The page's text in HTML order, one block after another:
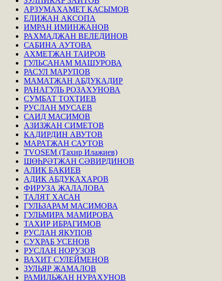
АРЗУМАХАМЕТ КАСЫМОВ
ЕЛИЖАН АКСОПА
ИМРАН ИМИНЖАНОВ
РАХМАДЖАН ВЕЛЕДИНОВ
САБИНА АУТОВА
АХМЕТЖАН ТАИРОВ
ГУЛЬСАНАМ МАШУРОВА
РАСУЛ МАРУПОВ
МАМАТЖАН АБДУКАДИР
РАНАГУЛЬ РОЗАХУНОВА
СУМБАТ ТОХТИЕВ
РУСЛАН МУСАЕВ
САИД МАСИМОВ
АЗИЗЖАН СИМЕТОВ
КАДИРДИН АВУТОВ
МАРАТЖАН САУТОВ
TVOSEM (Тахир Илажиев)
ШӨҺРӘТЖАН СӘВИРДИНОВ
АЛИК БАКИЕВ
АДИК АБДУКАХАРОВ
ФИРУЗА ЖАЛАЛОВА
ТАЛЯТ ХАСАН
ГУЛЬЗАРАМ МАСИМОВА
ГУЛЬМИРА МАМИРОВА
ТАХИР ИБРАГИМОВ
РУСЛАН ЯКУПОВ
СУХРАБ УСЕНОВ
РУСЛАН НОРУЗОВ
ВАХИТ СУЛЕЙМЕНОВ
ЗУЛЬЯР ЖАМАЛОВ
РАМИЛЬЖАН НУРАХУНОВ